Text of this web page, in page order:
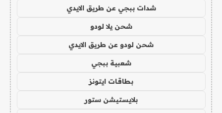
شدات ببجي عن طريق الايدي
شحن يلا لودو
شحن لودو عن طريق الايدي
شعبية ببجي
بطاقات ايتونز
بلايستيشن ستور